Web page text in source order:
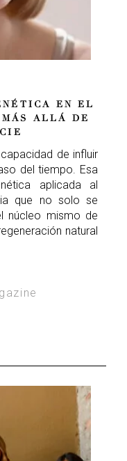
EN EL
ALLÁ DE
de influir
del tiempo. Esa
aplicada al
que no solo se
núcleo mismo de
natural